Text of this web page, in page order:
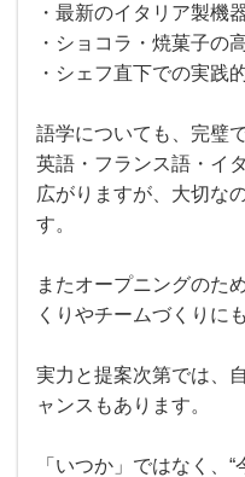
・最新のイタリア製機
・ショコラ・焼菓子の
・シェフ直下での実践
語学についても、完璧
英語・フランス語・イ
広がりますが、大切な
す。
またオープニングのた
くりやチームづくりに
実力と提案次第では、
ャンスもあります。
「いつか」ではなく、